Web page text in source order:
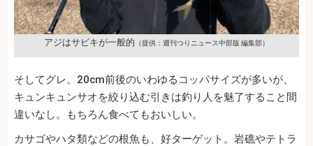
アジはサビキが一般的 （提供：週刊つりニュース中部版 編集部）
そしてグレ。20cm前後のいわゆるコッパサイズが多いが、
キュンキュンサオを絞り込む引きは釣り人を魅了すること間
違いなし。もちろん食べてもおいしい。
カサゴやハタ類などの根魚も、好ターゲット。岩礁やテトラ